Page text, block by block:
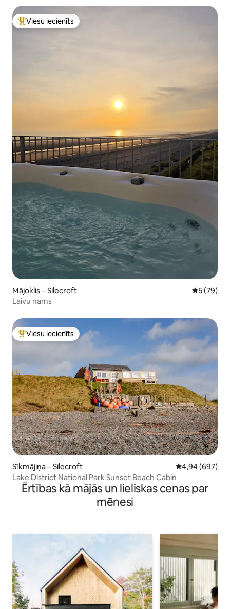
Populārs viesu iecienīts mājoklis
Viesu iecienīts
Mājoklis – Silecroft Vidējais
5 (79)
Laivu nams
Populārs viesu iecienīts mājoklis
Viesu iecienīts
Sīkmājiņa – Silecroft Vidējais
4,94 (697)
Lake District National Park Sunset Beach Cabin
Ērtības kā mājās un lieliskas cenas par
mēnesi